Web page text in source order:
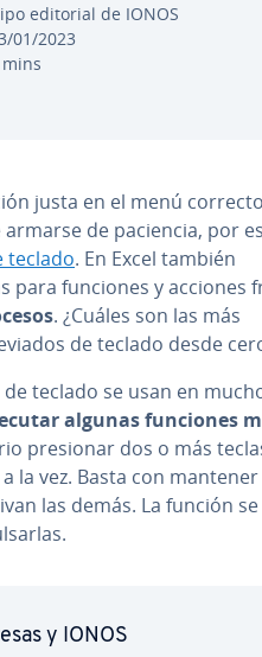
editorial de IONOS
01/2023
justa en el menú correcto
de paciencia, por
teclado. En Excel también
para funciones y acciones
. ¿Cuáles son las más
de teclado desde
teclado se usan en
algunas funciones
presionar dos o más
la vez. Basta con mantener
las demás. La función se
y IONOS